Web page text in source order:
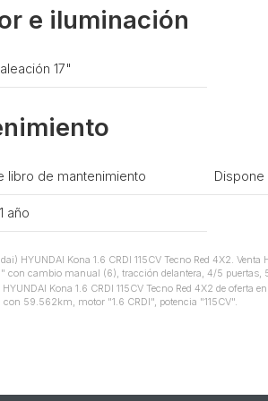
e iluminación
17"
libro de mantenimiento Dispone
1 año
HYUNDAI Kona 1.6 CRDI 115CV Tecno Red 4X2.
con cambio manual (6), tracción delantera, 4/5 puertas,
Kona 1.6 CRDI 115CV Tecno Red 4X2 de
59.562km, motor "1.6 CRDI", potencia "115CV".